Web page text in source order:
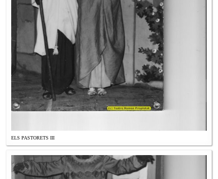
ELS PASTORETS III